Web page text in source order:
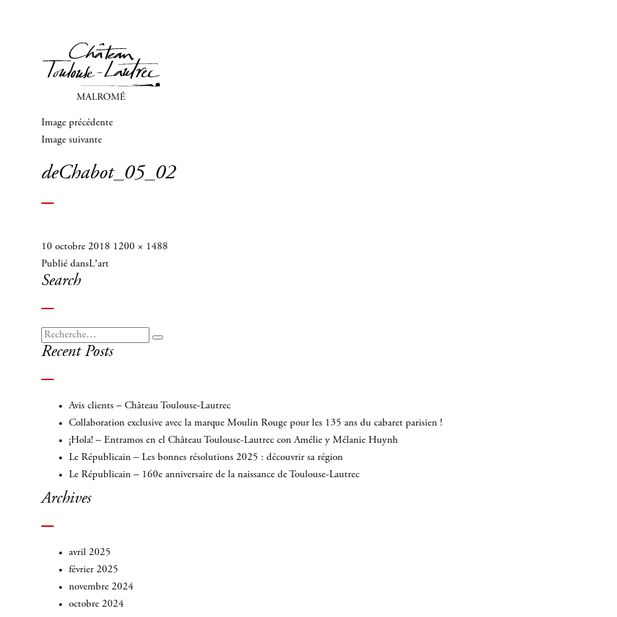
Image précédente
Image suivante
deChabot_05_02
Publié
le
10 octobre 2018 Taille
1200 × 1488
Navigation
de
Publié dansL’art
Search
Recherche
pour
Recherche
Recent Posts
Avis clients – Château Toulouse-Lautrec
Collaboration exclusive avec la marque Moulin Rouge pour les 135 ans du cabaret parisien !
¡Hola! – Entramos en el Château Toulouse-Lautrec con Amélie y Mélanie Huynh
Le Républicain – Les bonnes résolutions 2025 : découvrir sa région
Le Républicain – 160e anniversaire de la naissance de Toulouse-Lautrec
Archives
avril 2025
février 2025
novembre 2024
octobre 2024